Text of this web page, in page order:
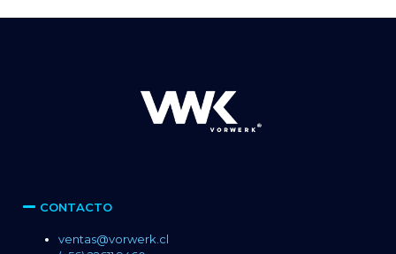
CONTACTO
ventas@vorwerk.cl